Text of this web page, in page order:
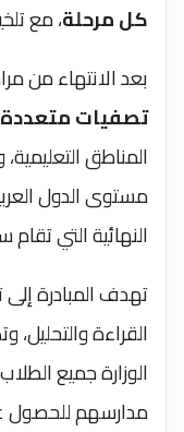
كل مرحلة، مع
بعد الانتهاء من
تصفيات متعددة
المناطق
مستوى الدول
النهائية التي
تهدف المبادرة إلى
القراءة
الوزارة جميع
مدارسهم للحصول